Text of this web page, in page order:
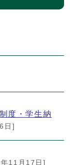
度・学生納
日]
11月17日]